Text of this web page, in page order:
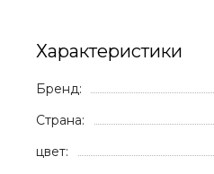
Характеристики
Бренд:
Страна:
цвет: